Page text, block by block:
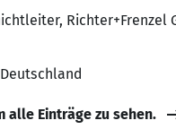
Richter+Frenzel
alle Einträge zu sehen.